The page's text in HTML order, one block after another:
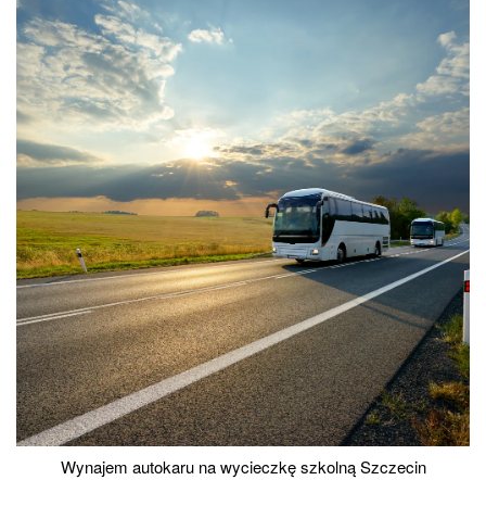
Wynajem autokaru na wycieczkę szkolną Szczecin